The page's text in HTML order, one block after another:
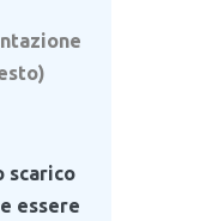
scarico
essere